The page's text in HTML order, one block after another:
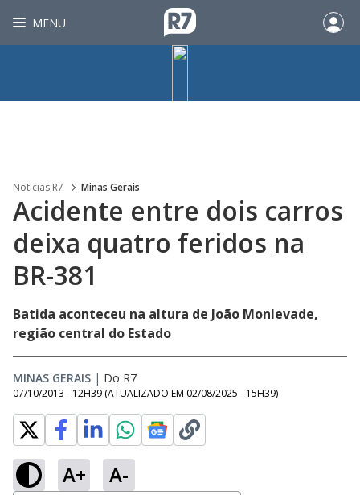
MENU
Noticias R7 Minas Gerais
Acidente entre dois carros
deixa quatro feridos na
BR-381
Batida aconteceu na altura de João Monlevade,
região central do Estado
MINAS GERAIS | Do R7
07/10/2013 - 12H39 (ATUALIZADO EM 02/08/2025 - 15H39)
A+ A-